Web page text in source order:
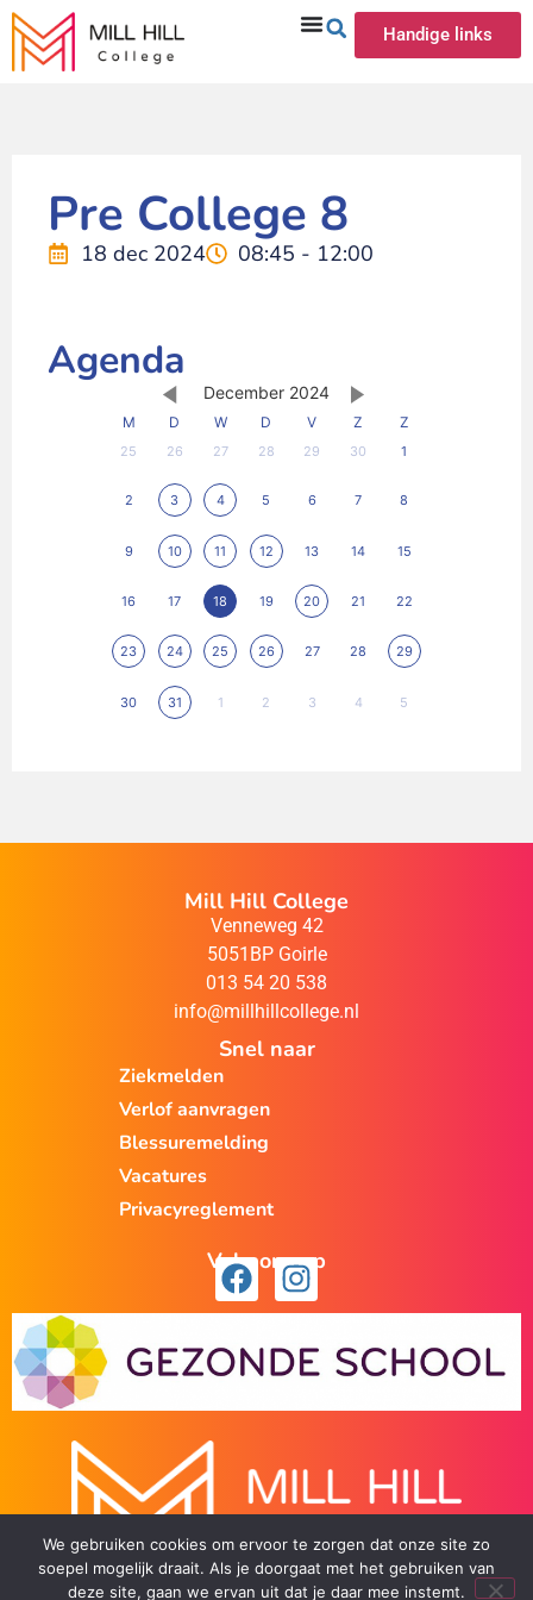
Handige links
Pre College 8
18 dec 2024 08:45 - 12:00
Agenda
December 2024
M D W D V Z Z
25 26 27 28 29 30 1
2 3 4 5 6 7 8
9 10 11 12 13 14 15
16 17 18 19 20 21 22
23 24 25 26 27 28 29
30 31 1 2 3 4 5
Mill Hill College
Venneweg 42
5051BP Goirle
013 54 20 538
info@millhillcollege.nl
Snel naar
Ziekmelden
Verlof aanvragen
Blessuremelding
Vacatures
Privacyreglement
Volg ons op
We gebruiken cookies om ervoor te zorgen dat onze site zo
soepel mogelijk draait. Als je doorgaat met het gebruiken van
deze site, gaan we ervan uit dat je daar mee instemt.